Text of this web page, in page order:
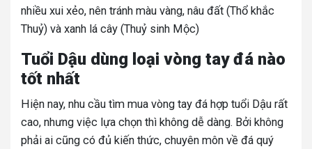
nhiều xui xẻo, nên tránh màu vàng, nâu đất (Thổ khắc
Thuỷ) và xanh lá cây (Thuỷ sinh Mộc)
Tuổi Dậu dùng loại vòng tay đá nào
tốt nhất
Hiện nay, nhu cầu tìm mua vòng tay đá hợp tuổi Dậu rất
cao, nhưng việc lựa chọn thì không dễ dàng. Bởi không
phải ai cũng có đủ kiến thức, chuyên môn về đá quý